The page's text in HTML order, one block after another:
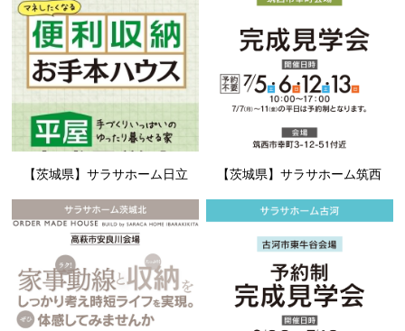
【茨城県】サラサホーム日立 【茨城県】サラサホーム筑西